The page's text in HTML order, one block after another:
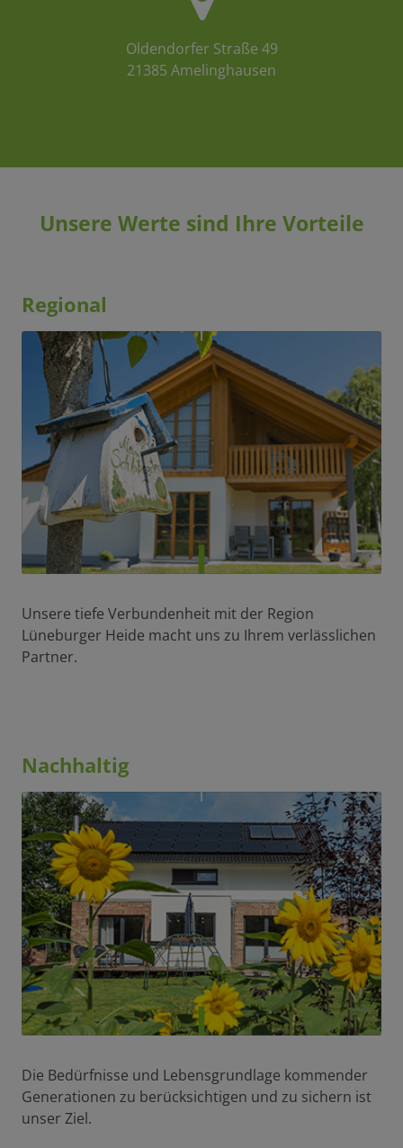
Oldendorfer Straße 49
21385 Amelinghausen
Unsere Werte sind Ihre Vorteile
Regional
Unsere tiefe Verbundenheit mit der Region
Lüneburger Heide macht uns zu Ihrem verlässlichen
Partner.
Nachhaltig
Die Bedürfnisse und Lebensgrundlage kommender
Generationen zu berücksichtigen und zu sichern ist
unser Ziel.